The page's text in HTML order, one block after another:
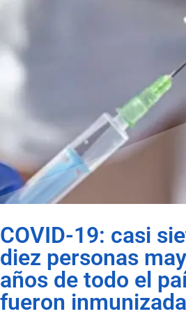
COVID-19: casi
diez personas
años de todo el
fueron